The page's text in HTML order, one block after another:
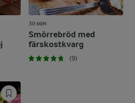
30 MIN
Smörrebröd med
färskostkvarg
(9)